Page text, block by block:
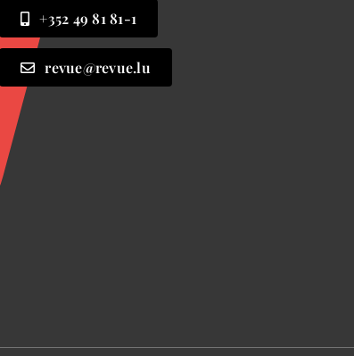
+352 49 81 81-1
revue@revue.lu